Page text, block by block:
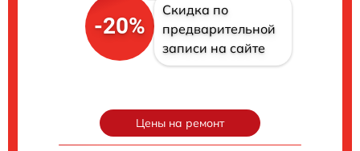
-20%
Скидка по
предварительной
записи на сайте
Цены на ремонт